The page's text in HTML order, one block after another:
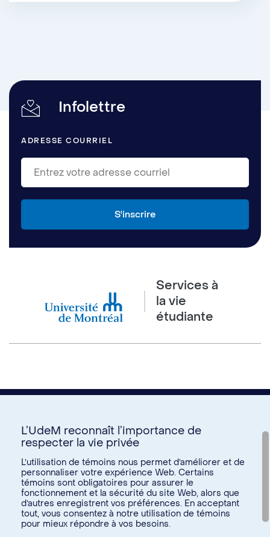
Infolettre
ADRESSE COURRIEL
Services à
la vie
étudiante
Nous joindre
Voir tous les liens
Calendrier de la vie étudiante
Ateliers culturels
L’UdeM reconnaît l’importance de
respecter la vie privée
L’utilisation de témoins nous permet d’améliorer et de
personnaliser votre expérience Web. Certains
témoins sont obligatoires pour assurer le
fonctionnement et la sécurité du site Web, alors que
d’autres enregistrent vos préférences. En acceptant
tout, vous consentez à notre utilisation de témoins
pour mieux répondre à vos besoins.